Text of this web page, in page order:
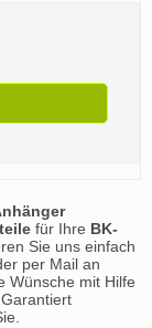
für Ihre BK-
Sie uns einfach
per Mail an
Wünsche mit Hilfe